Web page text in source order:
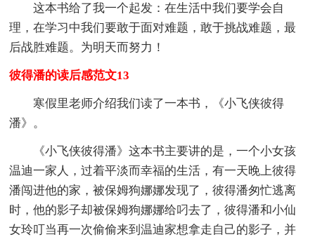
这本书给了我一个起发：在生活中我们要学会自
理，在学习中我们要敢于面对难题，敢于挑战难题，最
后战胜难题。为明天而努力！
彼得潘的读后感范文13
寒假里老师介绍我们读了一本书，《小飞侠彼得
潘》。
《小飞侠彼得潘》这本书主要讲的是，一个小女孩
温迪一家人，过着平淡而幸福的生活，有一天晚上彼得
潘闯进他的家，被保姆狗娜娜发现了，彼得潘匆忙逃离
时，他的影子却被保姆狗娜娜给叼去了，彼得潘和小仙
女玲叮当再一次偷偷来到温迪家想拿走自己的影子，并